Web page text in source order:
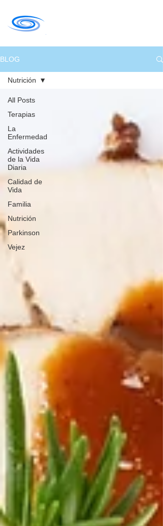
BLOG
All Posts
Terapias
La
Enfermedad
Actividades
de la Vida
Diaria
Calidad de
Vida
Familia
Nutrición
Parkinson
Vejez
Nutrición